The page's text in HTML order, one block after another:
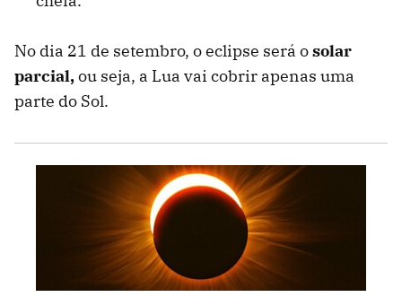
No dia 21 de setembro, o eclipse será osolar
parcial,ou seja, a Lua vai cobrir apenas uma
parte do Sol.